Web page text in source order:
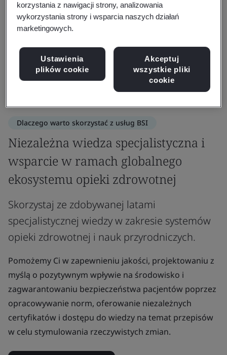
Dlaczego warto skorzystać z usług BSI
Niezależna wiedza specjalistyczna i
wsparcie w ramach globalnego
ekosystemu opieki zdrowotnej
Skorzystaj ze zdobywanej latami
specjalistycznej wiedzy w zakresie systemów
opieki zdrowotnej i nauk przyrodniczych.
Pomożemy Ci w zapewnieniu jakości, projektowaniu z
myślą o pozytywnym wpływie na środowisko i
zagwarantowaniu bezpieczeństwa pacjentów poprzez
opracowywanie norm, oferowanie niezależnych
certyfikatów i dostępu do wiedzy na temat przepisów
w celu stymulowania rzeczywistych zmian.
korzystania z nawigacji strony, analizowania
wykorzystania strony i wsparcia naszych działań
marketingowych.
Ustawienia
plików cookie
Akceptuj
wszystkie pliki
cookie